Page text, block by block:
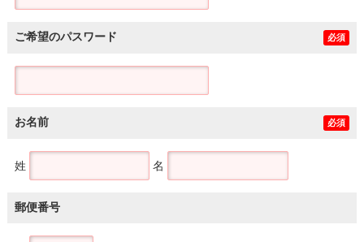
ご希望のパスワード 必須
お名前 必須
姓 名
郵便番号